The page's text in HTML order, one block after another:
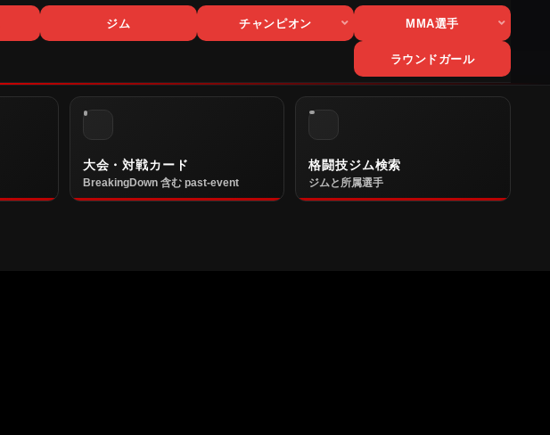
ジム チャンピオン MMA選手
ラウンドガール
大会・対戦カード
BreakingDown 含む past-event
格闘技ジム検索
ジムと所属選手